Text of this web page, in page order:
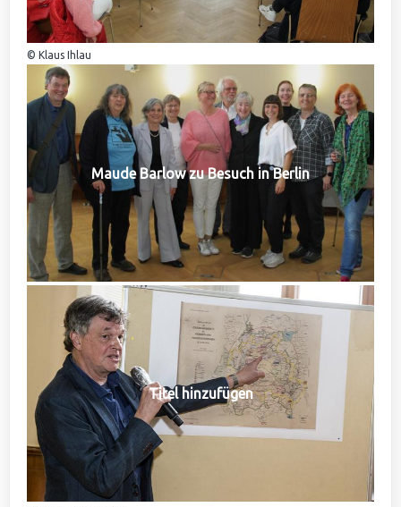
© Klaus Ihlau
Maude Barlow zu Besuch in Berlin
Titel hinzufügen